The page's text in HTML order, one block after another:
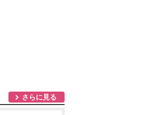
さらに見る